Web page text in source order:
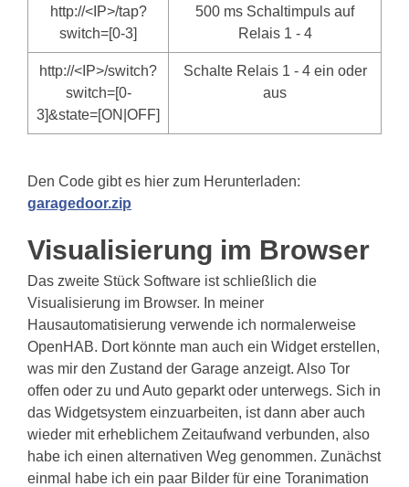
http://<IP>/tap?
switch=[0-3]
500 ms Schaltimpuls auf
Relais 1 - 4
http://<IP>/switch?
switch=[0-
3]&state=[ON|OFF]
Schalte Relais 1 - 4 ein oder
aus
Den Code gibt es hier zum Herunterladen:
garagedoor.zip
Visualisierung im Browser
Das zweite Stück Software ist schließlich die
Visualisierung im Browser. In meiner
Hausautomatisierung verwende ich normalerweise
OpenHAB. Dort könnte man auch ein Widget erstellen,
was mir den Zustand der Garage anzeigt. Also Tor
offen oder zu und Auto geparkt oder unterwegs. Sich in
das Widgetsystem einzuarbeiten, ist dann aber auch
wieder mit erheblichem Zeitaufwand verbunden, also
habe ich einen alternativen Weg genommen. Zunächst
einmal habe ich ein paar Bilder für eine Toranimation